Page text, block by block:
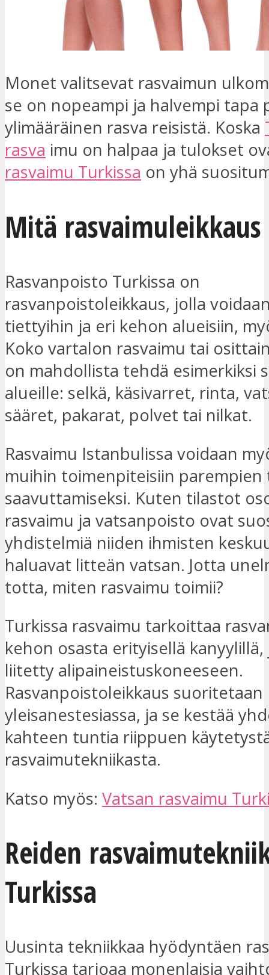
Monet valitsevat rasvaimun
se on nopeampi ja halvempi tapa
ylimääräinen rasva reisistä. Koska
rasva imu on halpaa ja tulokset
rasvaimu Turkissa on yhä
Mitä rasvaimuleikkaus
Rasvanpoisto Turkissa on
rasvanpoistoleikkaus, jolla
tiettyihin ja eri kehon alueisiin,
Koko vartalon rasvaimu tai
on mahdollista tehdä esimerkiksi
alueille: selkä, käsivarret, rinta,
sääret, pakarat, polvet tai nilkat.
Rasvaimu Istanbulissa voidaan
muihin toimenpiteisiin
saavuttamiseksi. Kuten tilastot
rasvaimu ja vatsanpoisto ovat
yhdistelmiä niiden ihmisten
haluavat litteän vatsan. Jotta
totta, miten rasvaimu toimii?
Turkissa rasvaimu tarkoittaa
kehon osasta erityisellä
liitetty alipaineistuskoneeseen.
Rasvanpoistoleikkaus suoritetaan
yleisanestesiassa, ja se kestää
kahteen tuntia riippuen
rasvaimutekniikasta.
Katso myös: Vatsan rasvaimu
Reiden
Turkissa
Uusinta tekniikkaa hyödyntäen
Turkissa tarjoaa monenlaisia